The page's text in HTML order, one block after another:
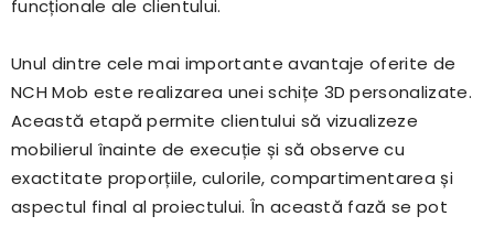
funcționale ale clientului.
Unul dintre cele mai importante avantaje oferite de
NCH Mob este realizarea unei schițe 3D personalizate.
Această etapă permite clientului să vizualizeze
mobilierul înainte de execuție și să observe cu
exactitate proporțiile, culorile, compartimentarea și
aspectul final al proiectului. În această fază se pot